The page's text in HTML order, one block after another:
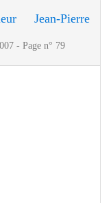
Jean-Pierre
- Page n° 79